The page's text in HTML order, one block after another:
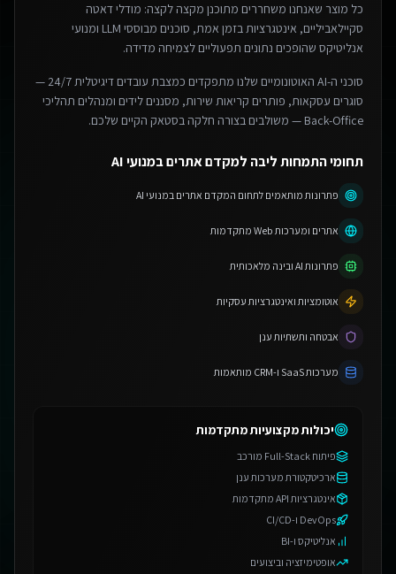
כל מוצר שאנחנו משחררים מתוכנן מקצה לקצה: מודלי דאטה
סקיילאביליים, אינטגרציות בזמן אמת, סוכנים מבוססי LLM ומנועי
אנליטיקס שהופכים נתונים תפעוליים לצמיחה מדידה.
סוכני ה-AI האוטונומיים שלנו מתפקדים כמצבת עובדים דיגיטלית 24/7 —
סוגרים עסקאות, פותרים קריאות שירות, מסננים לידים ומנהלים תהליכי
Back-Office — משולבים בצורה חלקה בסטאק הקיים שלכם.
תחומי התמחות ליבה למקדם אתרים במנועי AI
פתרונות מותאמים לתחום המקדם אתרים במנועי AI
אתרים ומערכות Web מתקדמות
פתרונות AI ובינה מלאכותית
אוטומציות ואינטגרציות עסקיות
אבטחה ותשתיות ענן
מערכות SaaS ו-CRM מותאמות
יכולות מקצועיות מתקדמות
פיתוח Full-Stack מורכב
ארכיטקטורת מערכות ענן
אינטגרציות API מתקדמות
DevOps ו-CI/CD
אנליטיקס ו-BI
אופטימיזציה וביצועים